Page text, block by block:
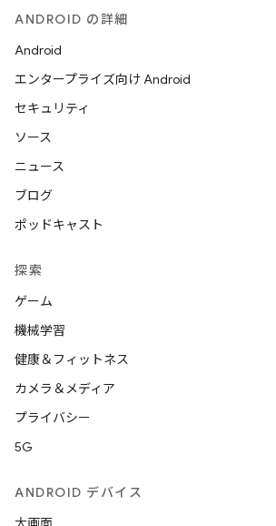
ANDROID の詳細
Android
エンタープライズ向け Android
セキュリティ
ソース
ニュース
ブログ
ポッドキャスト
探索
ゲーム
機械学習
健康＆フィットネス
カメラ＆メディア
プライバシー
5G
ANDROID デバイス